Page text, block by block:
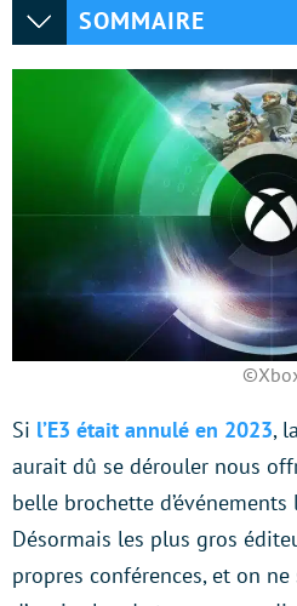
SOMMAIRE
Si l’E3 était annulé en 2023,
aurait dû se dérouler nous
belle brochette
Désormais les plus gros
propres conférences, et on